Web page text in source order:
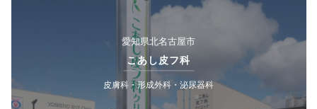
愛知県北名古屋市
こあし皮フ科
皮膚科・形成外科・泌尿器科